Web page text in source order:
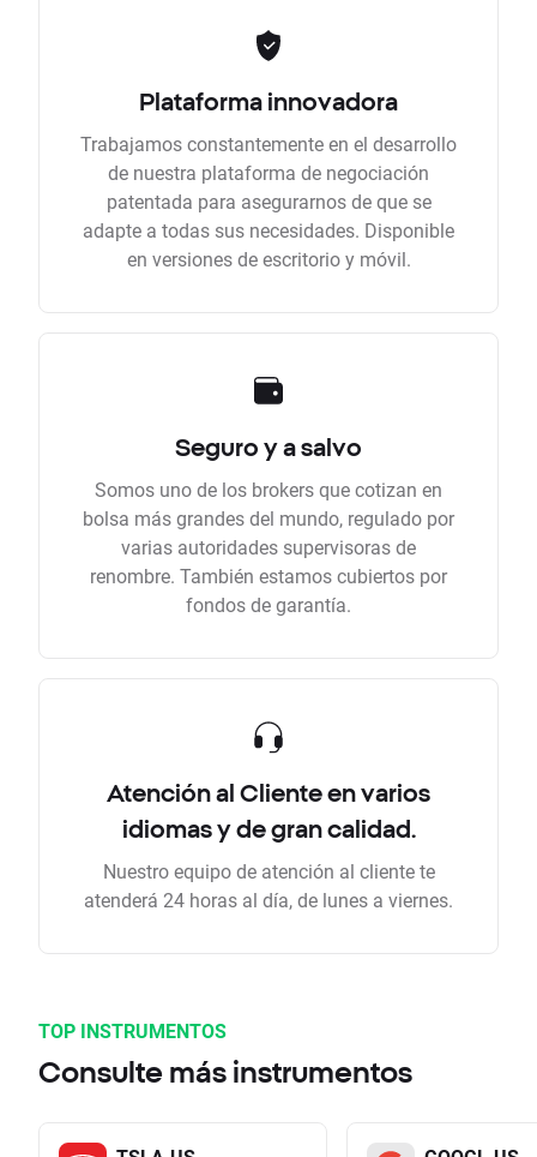
Plataforma innovadora
Trabajamos constantemente en el desarrollo
de nuestra plataforma de negociación
patentada para asegurarnos de que se
adapte a todas sus necesidades. Disponible
en versiones de escritorio y móvil.
Seguro y a salvo
Somos uno de los brokers que cotizan en
bolsa más grandes del mundo, regulado por
varias autoridades supervisoras de
renombre. También estamos cubiertos por
fondos de garantía.
Atención al Cliente en varios
idiomas y de gran calidad.
Nuestro equipo de atención al cliente te
atenderá 24 horas al día, de lunes a viernes.
TOP INSTRUMENTOS
Consulte más instrumentos